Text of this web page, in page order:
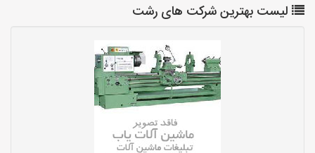
لیست بهترین شرکت های رشت